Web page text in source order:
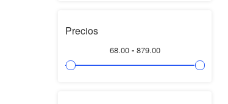
Precios
68.00 - 879.00